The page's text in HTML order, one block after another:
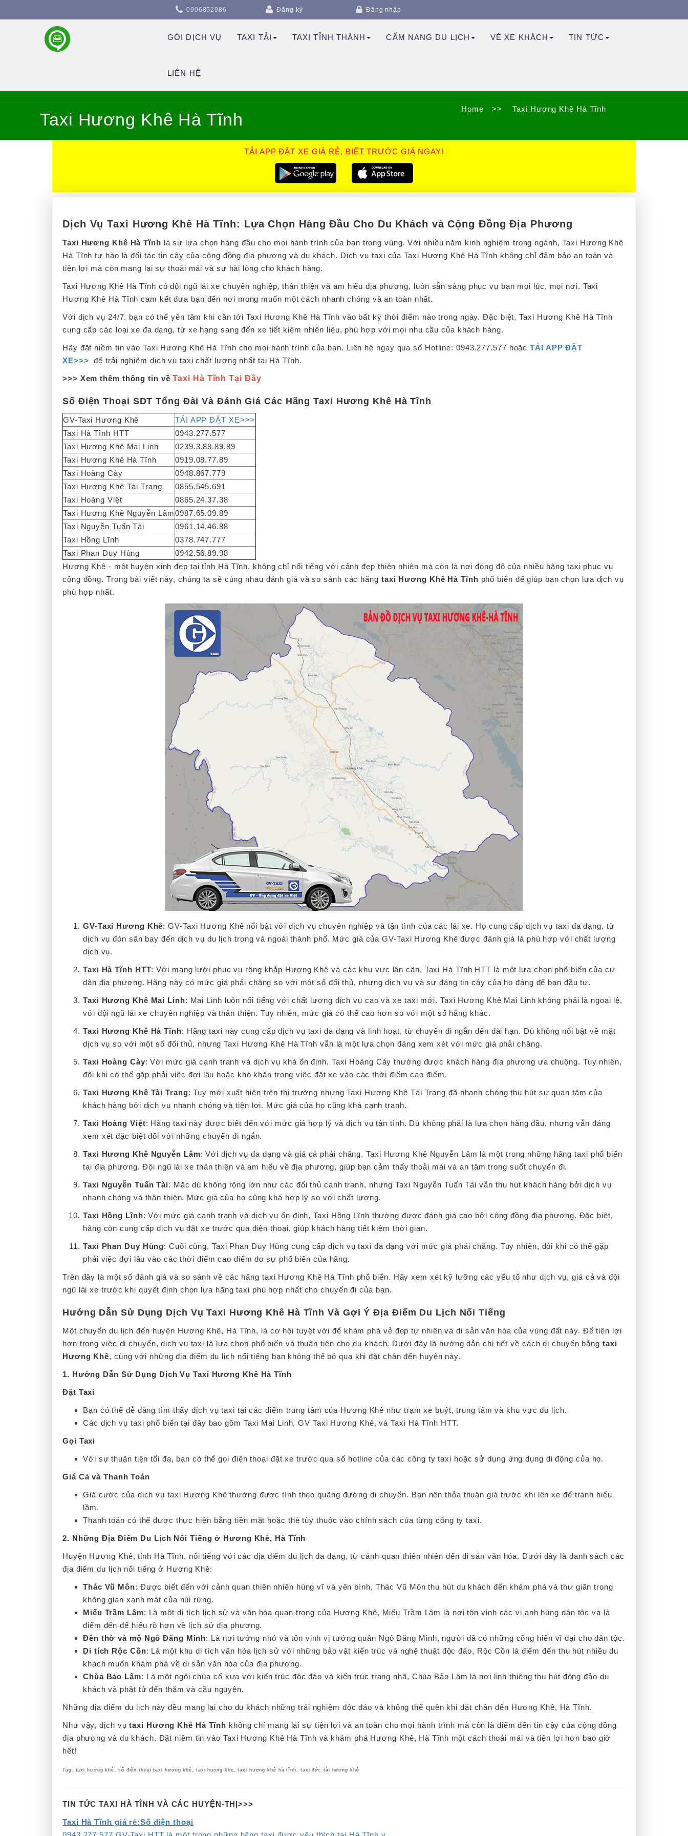
0906852986 Đăng ký Đăng nhập
GÓI DỊCH VỤ TAXI TẢI TAXI TỈNH THÀNH CẨM NANG DU LỊCH VÉ XE KHÁCH TIN TỨC
LIÊN HỆ
Taxi Hương Khê Hà Tĩnh
Home >> Taxi Hương Khê Hà Tĩnh
TẢI APP ĐẶT XE GIÁ RẺ, BIẾT TRƯỚC GIÁ NGAY!
Dịch Vụ Taxi Hương Khê Hà Tĩnh: Lựa Chọn Hàng Đầu Cho Du Khách và Cộng Đồng Địa Phương
Taxi Hương Khê Hà Tĩnh là sự lựa chọn hàng đầu cho mọi hành trình của bạn trong vùng. Với nhiều năm kinh nghiệm trong ngành, Taxi Hương Khê
Hà Tĩnh tự hào là đối tác tin cậy của cộng đồng địa phương và du khách. Dịch vụ taxi của Taxi Hương Khê Hà Tĩnh không chỉ đảm bảo an toàn và
tiện lợi mà còn mang lại sự thoải mái và sự hài lòng cho khách hàng.
Taxi Hương Khê Hà Tĩnh có đội ngũ lái xe chuyên nghiệp, thân thiện và am hiểu địa phương, luôn sẵn sàng phục vụ bạn mọi lúc, mọi nơi. Taxi
Hương Khê Hà Tĩnh cam kết đưa bạn đến nơi mong muốn một cách nhanh chóng và an toàn nhất.
Với dịch vụ 24/7, bạn có thể yên tâm khi cần tới Taxi Hương Khê Hà Tĩnh vào bất kỳ thời điểm nào trong ngày. Đặc biệt, Taxi Hương Khê Hà Tĩnh
cung cấp các loại xe đa dạng, từ xe hạng sang đến xe tiết kiệm nhiên liệu, phù hợp với mọi nhu cầu của khách hàng.
Hãy đặt niềm tin vào Taxi Hương Khê Hà Tĩnh cho mọi hành trình của bạn. Liên hệ ngay qua số Hotline: 0943.277.577 hoặcTẢI APP ĐẶT
XE>>> để trải nghiệm dịch vụ taxi chất lượng nhất tại Hà Tĩnh.
>>> Xem thêm thông tin vềTaxi Hà Tĩnh Tại Đây
Số Điện Thoại SDT Tổng Đài Và Đánh Giá Các Hãng Taxi Hương Khê Hà Tĩnh
GV-Taxi Hương Khê
TẢI APP ĐẶT XE>>>
Taxi Hà Tĩnh HTT
0943.277.577
Taxi Hương Khê Mai Linh
0239.3.89.89.89
Taxi Hương Khê Hà Tĩnh
0919.08.77.89
Taxi Hoàng Cày
0948.867.779
Taxi Hương Khê Tài Trang
0855.545.691
Taxi Hoàng Việt
0865.24.37.38
Taxi Hương Khê Nguyễn Lâm0987.65.09.89
Taxi Nguyễn Tuấn Tài
0961.14.46.88
Taxi Hồng Lĩnh
0378.747.777
Taxi Phan Duy Hùng
0942.56.89.98
Hương Khê - một huyện xinh đẹp tại tỉnh Hà Tĩnh, không chỉ nổi tiếng với cảnh đẹp thiên nhiên mà còn là nơi đóng đô của nhiều hãng taxi phục vụ
cộng đồng. Trong bài viết này, chúng ta sẽ cùng nhau đánh giá và so sánh các hãng taxi Hương Khê Hà Tĩnh phổ biến để giúp bạn chọn lựa dịch vụ
phù hợp nhất.
GV-Taxi Hương Khê: GV-Taxi Hương Khê nổi bật với dịch vụ chuyên nghiệp và tận tình của các lái xe. Họ cung cấp dịch vụ taxi đa dạng, từ
dịch vụ đón sân bay đến dịch vụ du lịch trong và ngoài thành phố. Mức giá của GV-Taxi Hương Khê được đánh giá là phù hợp với chất lượng
dịch vụ.
Taxi Hà Tĩnh HTT: Với mạng lưới phục vụ rộng khắp Hương Khê và các khu vực lân cận, Taxi Hà Tĩnh HTT là một lựa chọn phổ biến của cư
dân địa phương. Hãng này có mức giá phải chăng so với một số đối thủ, nhưng dịch vụ và sự đáng tin cậy của họ đáng để bạn đầu tư.
Taxi Hương Khê Mai Linh: Mai Linh luôn nổi tiếng với chất lượng dịch vụ cao và xe taxi mới. Taxi Hương Khê Mai Linh không phải là ngoại lệ,
với đội ngũ lái xe chuyên nghiệp và thân thiện. Tuy nhiên, mức giá có thể cao hơn so với một số hãng khác.
Taxi Hương Khê Hà Tĩnh: Hãng taxi này cung cấp dịch vụ taxi đa dạng và linh hoạt, từ chuyến đi ngắn đến dài hạn. Dù không nổi bật về mặt
dịch vụ so với một số đối thủ, nhưng Taxi Hương Khê Hà Tĩnh vẫn là một lựa chọn đáng xem xét với mức giá phải chăng.
Taxi Hoàng Cày: Với mức giá cạnh tranh và dịch vụ khá ổn định, Taxi Hoàng Cày thường được khách hàng địa phương ưa chuộng. Tuy nhiên,
đôi khi có thể gặp phải việc đợi lâu hoặc khó khăn trong việc đặt xe vào các thời điểm cao điểm.
Taxi Hương Khê Tài Trang: Tuy mới xuất hiện trên thị trường nhưng Taxi Hương Khê Tài Trang đã nhanh chóng thu hút sự quan tâm của
khách hàng bởi dịch vụ nhanh chóng và tiện lợi. Mức giá của họ cũng khá cạnh tranh.
Taxi Hoàng Việt: Hãng taxi này được biết đến với mức giá hợp lý và dịch vụ tận tình. Dù không phải là lựa chọn hàng đầu, nhưng vẫn đáng
xem xét đặc biệt đối với những chuyến đi ngắn.
Taxi Hương Khê Nguyễn Lâm: Với dịch vụ đa dạng và giá cả phải chăng, Taxi Hương Khê Nguyễn Lâm là một trong những hãng taxi phổ biến
tại địa phương. Đội ngũ lái xe thân thiện và am hiểu về địa phương, giúp bạn cảm thấy thoải mái và an tâm trong suốt chuyến đi.
Taxi Nguyễn Tuấn Tài: Mặc dù không rộng lớn như các đối thủ cạnh tranh, nhưng Taxi Nguyễn Tuấn Tài vẫn thu hút khách hàng bởi dịch vụ
nhanh chóng và thân thiện. Mức giá của họ cũng khá hợp lý so với chất lượng.
Taxi Hồng Lĩnh: Với mức giá cạnh tranh và dịch vụ ổn định, Taxi Hồng Lĩnh thường được đánh giá cao bởi cộng đồng địa phương. Đặc biệt,
hãng còn cung cấp dịch vụ đặt xe trước qua điện thoại, giúp khách hàng tiết kiệm thời gian.
Taxi Phan Duy Hùng: Cuối cùng, Taxi Phan Duy Hùng cung cấp dịch vụ taxi đa dạng với mức giá phải chăng. Tuy nhiên, đôi khi có thể gặp
phải việc đợi lâu vào các thời điểm cao điểm do sự phổ biến của hãng.
Trên đây là một số đánh giá và so sánh về các hãng taxi Hương Khê Hà Tĩnh phổ biến. Hãy xem xét kỹ lưỡng các yếu tố như dịch vụ, giá cả và đội
ngũ lái xe trước khi quyết định chọn lựa hãng taxi phù hợp nhất cho chuyến đi của bạn.
Hướng Dẫn Sử Dụng Dịch Vụ Taxi Hương Khê Hà Tĩnh Và Gợi Ý Địa Điểm Du Lịch Nổi Tiếng
Một chuyến du lịch đến huyện Hương Khê, Hà Tĩnh, là cơ hội tuyệt vời để khám phá vẻ đẹp tự nhiên và di sản văn hóa của vùng đất này. Để tiện lợi
hơn trong việc di chuyển, dịch vụ taxi là lựa chọn phổ biến và thuận tiện cho du khách. Dưới đây là hướng dẫn chi tiết về cách di chuyển bằng taxi
Hương Khê, cùng với những địa điểm du lịch nổi tiếng bạn không thể bỏ qua khi đặt chân đến huyện này.
1. Hướng Dẫn Sử Dụng Dịch Vụ Taxi Hương Khê Hà Tĩnh
Đặt Taxi
Bạn có thể dễ dàng tìm thấy dịch vụ taxi tại các điểm trung tâm của Hương Khê như trạm xe buýt, trung tâm và khu vực du lịch.
Các dịch vụ taxi phổ biến tại đây bao gồm Taxi Mai Linh, GV Taxi Hương Khê, và Taxi Hà Tĩnh HTT.
Gọi Taxi
Với sự thuận tiện tối đa, bạn có thể gọi điện thoại đặt xe trước qua số hotline của các công ty taxi hoặc sử dụng ứng dụng di động của họ.
Giá Cả và Thanh Toán
Giá cước của dịch vụ taxi Hương Khê thường được tính theo quãng đường di chuyển. Bạn nên thỏa thuận giá trước khi lên xe để tránh hiểu
lầm.
Thanh toán có thể được thực hiện bằng tiền mặt hoặc thẻ tùy thuộc vào chính sách của từng công ty taxi.
2. Những Địa Điểm Du Lịch Nổi Tiếng ở Hương Khê, Hà Tĩnh
Huyện Hương Khê, tỉnh Hà Tĩnh, nổi tiếng với các địa điểm du lịch đa dạng, từ cảnh quan thiên nhiên đến di sản văn hóa. Dưới đây là danh sách các
địa điểm du lịch nổi tiếng ở Hương Khê:
Thác Vũ Môn: Được biết đến với cảnh quan thiên nhiên hùng vĩ và yên bình, Thác Vũ Môn thu hút du khách đến khám phá và thư giãn trong
không gian xanh mát của núi rừng.
Miếu Trầm Lâm: Là một di tích lịch sử và văn hóa quan trọng của Hương Khê, Miếu Trầm Lâm là nơi tôn vinh các vị anh hùng dân tộc và là
điểm đến để hiểu rõ hơn về lịch sử địa phương.
Đền thờ và mộ Ngô Đăng Minh: Là nơi tưởng nhớ và tôn vinh vị tướng quân Ngô Đăng Minh, người đã có những cống hiến vĩ đại cho dân tộc.
Di tích Rộc Cồn: Là một khu di tích văn hóa lịch sử với những bảo vật kiến trúc và nghệ thuật độc đáo, Rộc Cồn là điểm đến thu hút nhiều du
khách muốn khám phá về di sản văn hóa của địa phương.
Chùa Bảo Lâm: Là một ngôi chùa cổ xưa với kiến trúc độc đáo và kiến trúc trang nhã, Chùa Bảo Lâm là nơi linh thiêng thu hút đông đảo du
khách và phật tử đến thăm và cầu nguyện.
Những địa điểm du lịch này đều mang lại cho du khách những trải nghiệm độc đáo và không thể quên khi đặt chân đến Hương Khê, Hà Tĩnh.
Như vậy, dịch vụtaxi Hương Khê Hà Tĩnh không chỉ mang lại sự tiện lợi và an toàn cho mọi hành trình mà còn là điểm đến tin cậy của cộng đồng
địa phương và du khách. Đặt niềm tin vào Taxi Hương Khê Hà Tĩnh và khám phá Hương Khê, Hà Tĩnh một cách thoải mái và tiện lợi hơn bao giờ
hết!
Tag: taxi hương khê, số điện thoại taxi hương khê, taxi huong khe, taxi hương khê hà tĩnh, taxi đức tài hương khê
TIN TỨC TAXI HÀ TĨNH VÀ CÁC HUYỆN-THỊ>>>
Taxi Hà Tĩnh giá rẻ:Số điện thoại